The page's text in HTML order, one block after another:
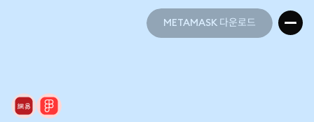
METAMASK 다운로드